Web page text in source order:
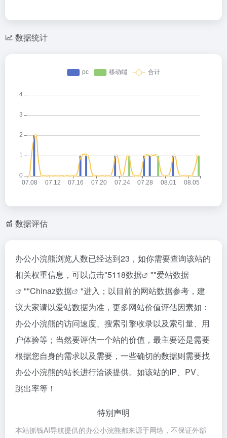
数据统计
数据评估
办公小浣熊浏览人数已经达到23，如你需要查询该站的
相关权重信息，可以点击"5118数据 ""爱站数据
""Chinaz数据
"进入；以目前的网站数据参考，建
议大家请以爱站数据为准，更多网站价值评估因素如：
办公小浣熊的访问速度、搜索引擎收录以及索引量、用
户体验等；当然要评估一个站的价值，最主要还是需要
根据您自身的需求以及需要，一些确切的数据则需要找
办公小浣熊的站长进行洽谈提供。如该站的IP、PV、
跳出率等！
特别声明
本站抓钱AI导航提供的办公小浣熊都来源于网络，不保证外部